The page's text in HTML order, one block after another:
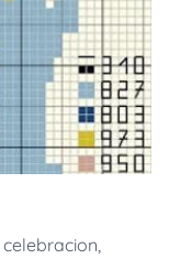
celebracion,